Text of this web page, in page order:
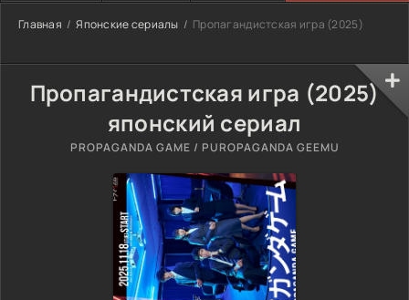
Главная Японские сериалы Пропагандистская игра (2025)
Пропагандистская игра (2025)
японский сериал
PROPAGANDA GAME / PUROPAGANDA GEEMU